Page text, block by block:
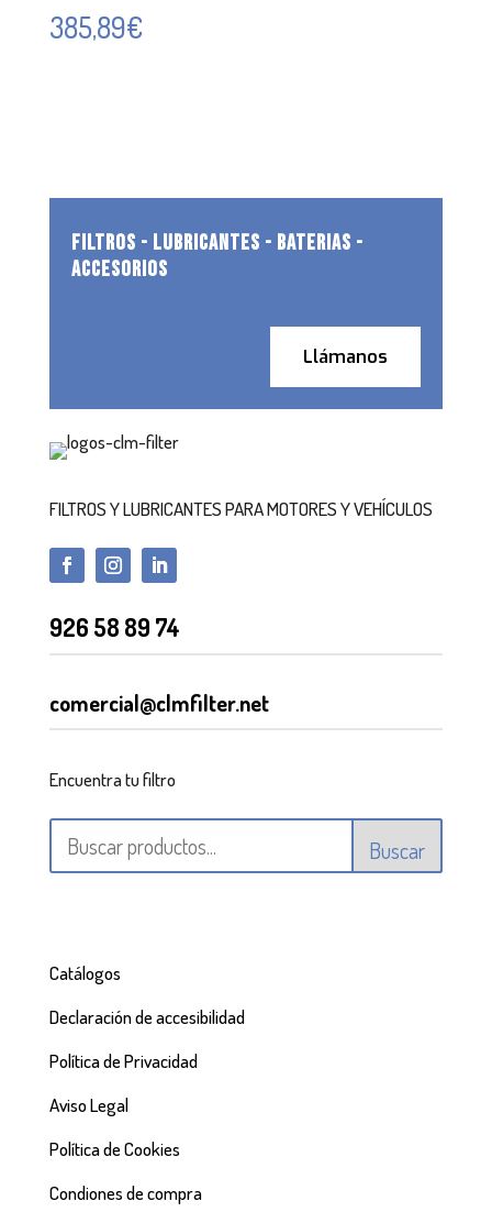
385,89€
FILTROS - LUBRICANTES - BATERIAS -
ACCESORIOS
Llámanos
FILTROS Y LUBRICANTES PARA MOTORES Y VEHÍCULOS
926 58 89 74
comercial@clmfilter.net
Encuentra tu filtro
Buscar
Catálogos
Declaración de accesibilidad
Política de Privacidad
Aviso Legal
Política de Cookies
Condiones de compra